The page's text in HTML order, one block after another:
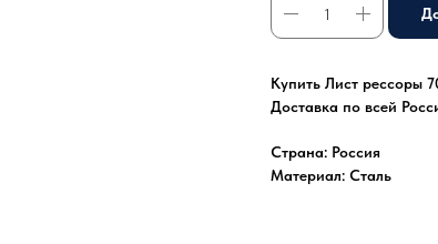
Купить Лист рессоры
Доставка по всей
Страна: Россия
Материал: Сталь